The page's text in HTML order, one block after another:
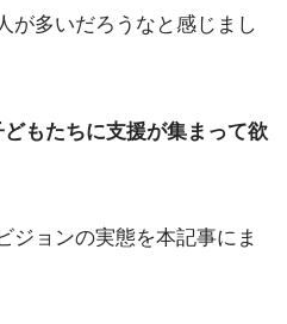
が多いだろうなと感じまし
もたちに支援が集まって欲
ジョンの実態を本記事にま